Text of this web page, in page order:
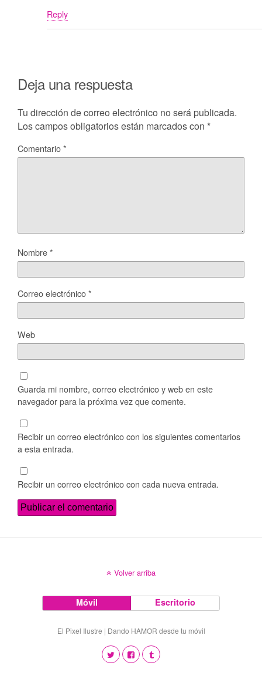
Reply
Deja una respuesta
Tu dirección de correo electrónico no será publicada.
Los campos obligatorios están marcados con *
Comentario*
Nombre*
Correo electrónico*
Web
Guarda mi nombre, correo electrónico y web en este
navegador para la próxima vez que comente.
Recibir un correo electrónico con los siguientes comentarios
a esta entrada.
Recibir un correo electrónico con cada nueva entrada.
Volver arriba
Móvil Escritorio
El Pixel Ilustre | Dando HAMOR desde tu móvil